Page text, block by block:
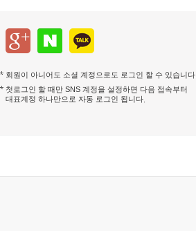
회원이 아니어도 소셜 계정으로도 로그인 할 수 있습니다.
첫로그인 할 때만 SNS 계정을 설정하면 다음 접속부터
대표계정 하나만으로 자동 로그인 됩니다